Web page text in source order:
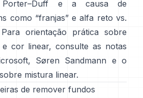
Porter–Duff e a causa de
como “franjas” e alfa reto vs.
orientação prática sobre
e cor linear, consulte as notas
, Søren Sandmann e o
mistura linear.
de remover fundos